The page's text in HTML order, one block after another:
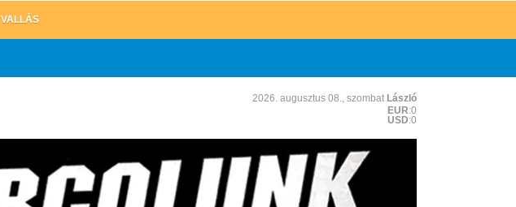
VALLÁS
2026. augusztus 08., szombat László
EUR:0
USD:0